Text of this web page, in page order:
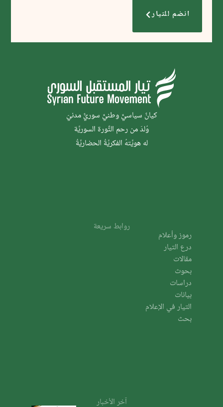
انضم للتيار
كيانٌ سياسيٌّ وطنيٌّ سوريٌّ مدنيّ
وُلدَ من رحم الثَّورة السوريَّة
له هويَّتهُ الفكريَّةُ الحضاريَّةُ
روابط سريعة
رموز وأعلام
درع التيار
مقالات
بحوث
دراسات
بيانات
التيار في الإعلام
بحث
آخر الأخبار